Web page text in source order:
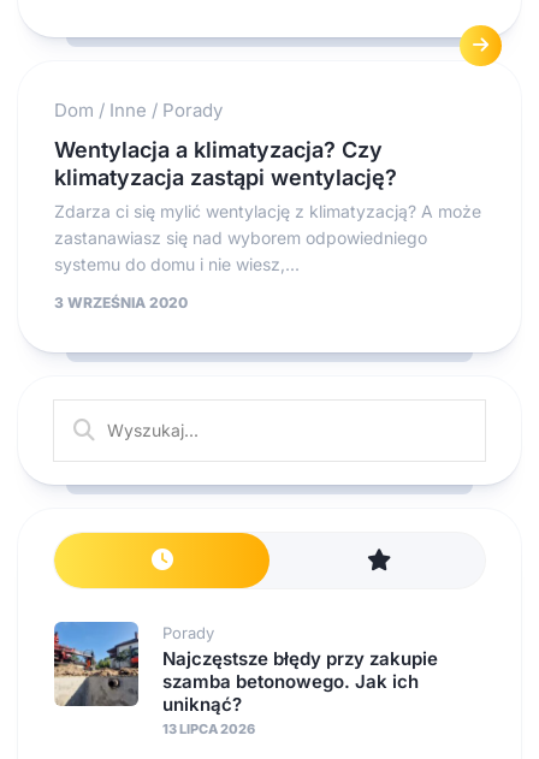
Dom / Inne / Porady
Wentylacja a klimatyzacja? Czy
klimatyzacja zastąpi wentylację?
Zdarza ci się mylić wentylację z klimatyzacją? A może
zastanawiasz się nad wyborem odpowiedniego
systemu do domu i nie wiesz,...
3 WRZEŚNIA 2020
Porady
Najczęstsze błędy przy zakupie
szamba betonowego. Jak ich
uniknąć?
13 LIPCA 2026